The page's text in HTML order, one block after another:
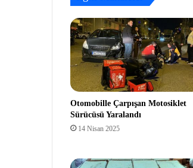
Otomobille Çarpışan Motosiklet
Sürücüsü Yaralandı
14 Nisan 2025